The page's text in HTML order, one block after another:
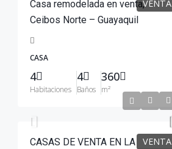
VENTA
Casa remodelada en venta,
Ceibos Norte – Guayaquil
CASA
4
Habitaciones
4
Baños
360
m²
VENTA
CASAS DE VENTA EN LA